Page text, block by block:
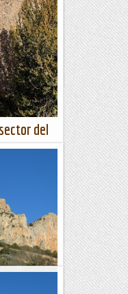
de
hi ha un
– de fet
del
de
hi ha un
– de fet